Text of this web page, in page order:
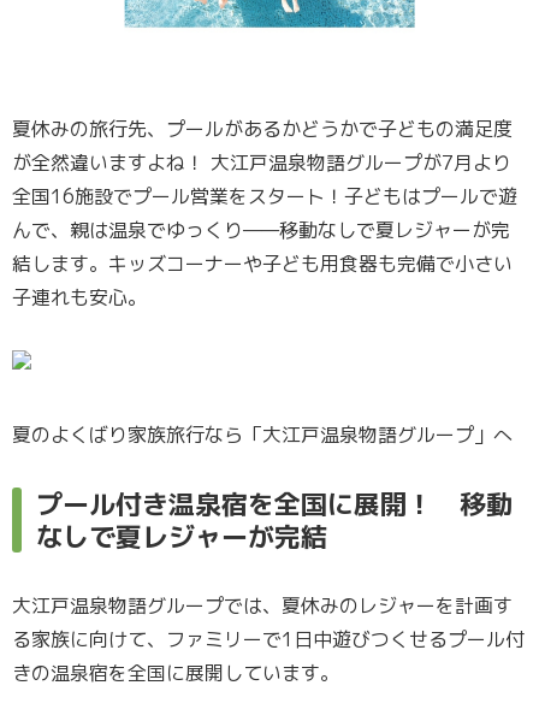
夏休みの旅行先、プールがあるかどうかで子どもの満足度
が全然違いますよね！ 大江戸温泉物語グループが7月より
全国16施設でプール営業をスタート！子どもはプールで遊
んで、親は温泉でゆっくり——移動なしで夏レジャーが完
結します。キッズコーナーや子ども用食器も完備で小さい
子連れも安心。
夏のよくばり家族旅行なら「大江戸温泉物語グループ」へ
プール付き温泉宿を全国に展開！ 移動
なしで夏レジャーが完結
大江戸温泉物語グループでは、夏休みのレジャーを計画す
る家族に向けて、ファミリーで1日中遊びつくせるプール付
きの温泉宿を全国に展開しています。